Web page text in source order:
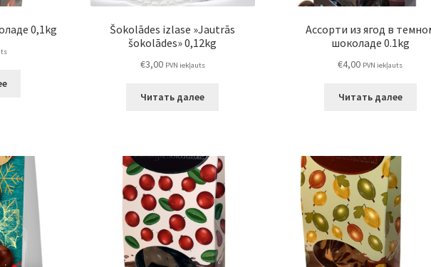
0,1kg
Šokolādes izlase »Jautrās
šokolādes» 0,12kg
€3,00 PVN iekļauts
Читать далее
Ассорти из ягод в
шоколаде 0.1kg
€4,00 PVN iekļauts
Читать далее